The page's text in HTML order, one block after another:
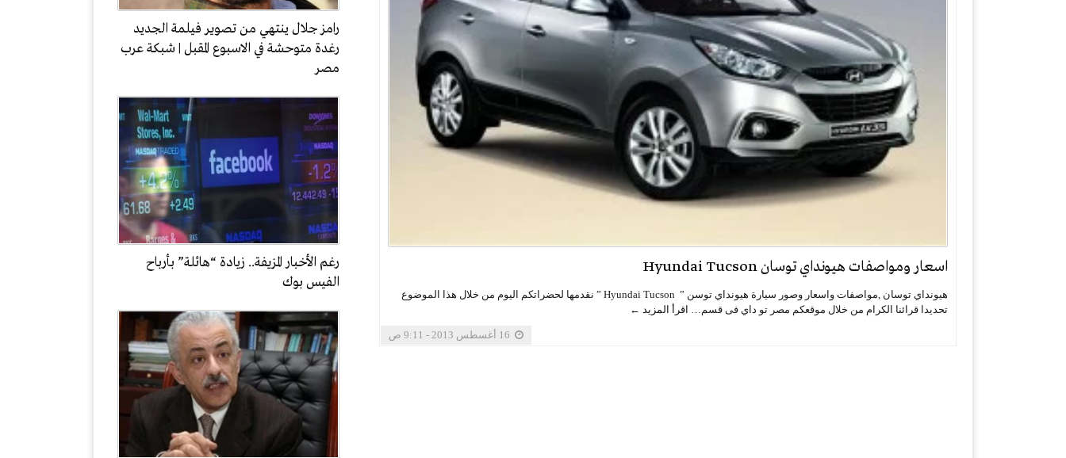
رامز جلال ينتهي من تصوير فيلمة الجديد
رغدة متوحشة في الاسبوع المقبل | شبكة عرب
مصر
رغم الأخبار المزيفة.. زيادة “هائلة” بأرباح
الفيس بوك
اسعار ومواصفات هيونداي توسان Hyundai Tucson
هيونداي توسان ,مواصفات واسعار وصور سيارة هيونداي توسن ” Hyundai Tucson ” نقدمها لحضراتكم اليوم من خلال هذا الموضوع
تحديدا قرائنا الكرام من خلال موقعكم مصر تو داي فى قسم… اقرأ المزيد ←
16 أغسطس 2013 - 9:11 ص